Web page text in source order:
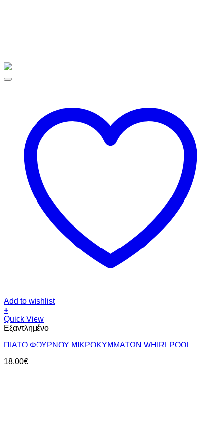
Add to wishlist
+
Quick View
Εξαντλημένο
ΠΙΑΤΟ ΦΟΥΡΝΟΥ ΜΙΚΡΟΚΥΜΜΑΤΩΝ WHIRLPOOL
18.00€